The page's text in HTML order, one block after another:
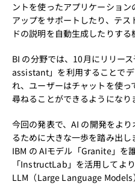
ントを使ったアプリケーショ
アップをサポートしたり、テ
ドの説明を自動生成したりする
BI の分野では、10月にリリー
assistant」 を利用することで
れ、ユーザーはチャットを使
尋ねることができるようになり
今回の発表で、AI の開発をよ
るために大きな一歩を踏み出し
IBM の AIモデル「Granite」を
「InstructLab」 を活用してよ
LLM（Large Language Models